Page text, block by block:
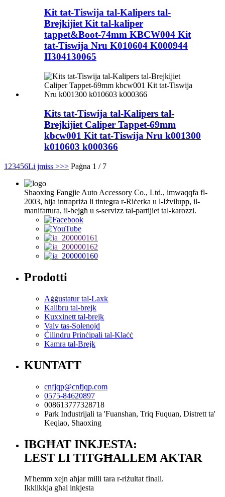
Kit tat-Tiswija tal-Kalipers tal-
Brejkijiet Kit tal-kaliper
tappet&Boot-74mm KBCW004 Kit
tat-Tiswija Nru K010604 K000944
II304130065
Kits tat-Tiswija tal-Kalipers tal-
Brejkijiet Caliper Tappet-69mm
kbcw001 Kit tat-Tiswija Nru k001300
k010603 k000366
1 23456Li jmiss >>> Paġna 1 / 7
Shaoxing Fangjie Auto Accessory Co., Ltd., imwaqqfa fl-
2003, hija intrapriża li tintegra r-Riċerka u l-Iżvilupp, il-
manifattura, il-bejgħ u s-servizz tal-partijiet tal-karozzi.
Prodotti
Aġġustatur tal-Laxk
Kalibru tal-brejk
Kuxxinett tal-brejk
Valv tas-Solenojd
Ċilindru Prinċipali tal-Klaċċ
Kamra tal-Brejk
KUNTATT
cnfjqp@cnfjqp.com
0575-84620897
008613777328718
Park Industrijali ta 'Fuanshan, Triq Fuquan, Distrett ta'
Keqiao, Shaoxing
IBGĦAT INKJESTA:
LEST LI TITGĦALLEM AKTAR
M'hemm xejn aħjar milli tara r-riżultat finali.
Ikklikkja għal inkjesta